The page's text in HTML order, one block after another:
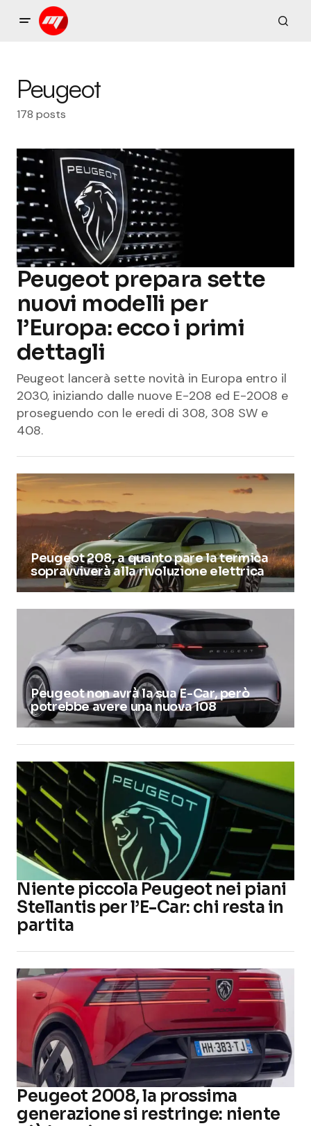
Peugeot
178 posts
Peugeot prepara sette
nuovi modelli per
l’Europa: ecco i primi
dettagli
Peugeot lancerà sette novità in Europa entro il
2030, iniziando dalle nuove E-208 ed E-2008 e
proseguendo con le eredi di 308, 308 SW e
408.
Peugeot 208, a quanto pare la termica
sopravviverà alla rivoluzione elettrica
Peugeot non avrà la sua E-Car, però
potrebbe avere una nuova 108
Niente piccola Peugeot nei piani
Stellantis per l’E-Car: chi resta in
partita
Peugeot 2008, la prossima
generazione si restringe: niente